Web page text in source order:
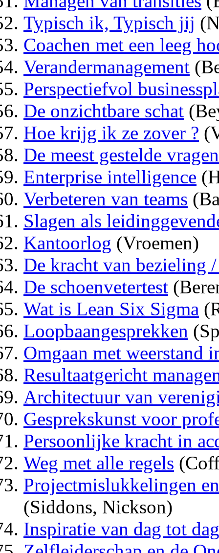
Typisch ik, Typisch jij
Coachen met een leeg
Verandermanagement
Perspectiefvol
De onzichtbare schat
Hoe krijg ik ze zover ?
De meest gestelde
Enterprise intelligence
Verbeteren van teams
Slagen als
Kantoorlog (Vroemen)
De kracht van bezieling
De schoenvetertest
Wat is Lean Six Sigma
Loopbaangesprekken
Omgaan met weerstand
Resultaatgericht
Architectuur van
Gesprekskunst voor
Persoonlijke kracht in
Weg met alle regels
Projectmislukkelingen
(Siddons, Nickson)
Inspiratie van dag tot dag